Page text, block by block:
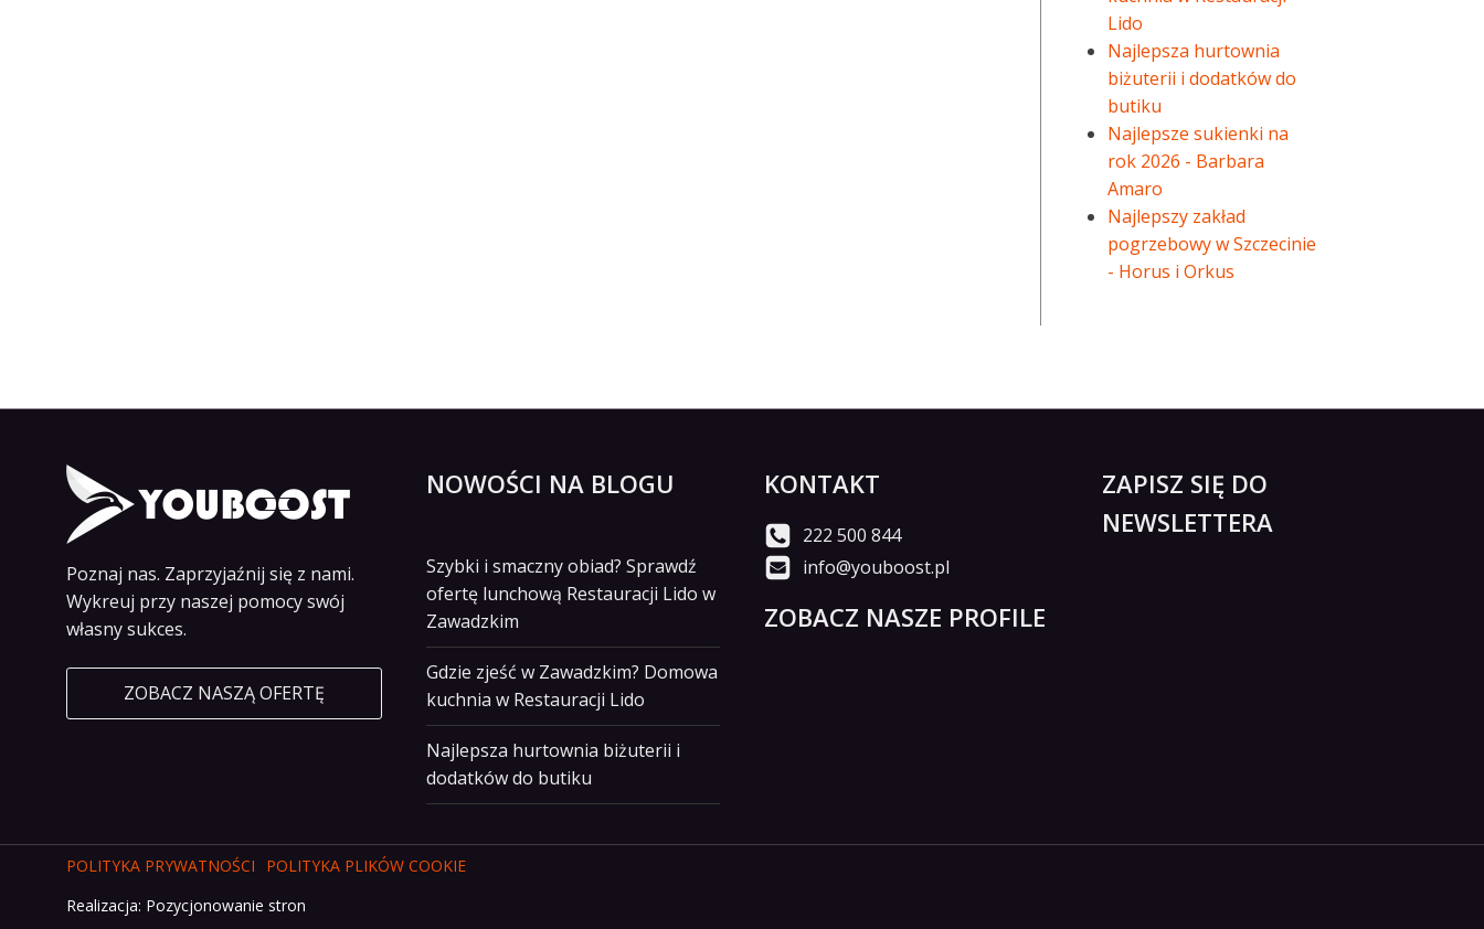
Lido
Najlepsza hurtownia
biżuterii i dodatków do
butiku
Najlepsze sukienki na
rok 2026 - Barbara
Amaro
Najlepszy zakład
pogrzebowy w Szczecinie
- Horus i Orkus
Poznaj nas. Zaprzyjaźnij się z nami.
Wykreuj przy naszej pomocy swój
własny sukces.
ZOBACZ NASZĄ OFERTĘ
NOWOŚCI NA BLOGU
Szybki i smaczny obiad? Sprawdź
ofertę lunchową Restauracji Lido w
Zawadzkim
Gdzie zjeść w Zawadzkim? Domowa
kuchnia w Restauracji Lido
Najlepsza hurtownia biżuterii i
dodatków do butiku
KONTAKT
222 500 844
info@youboost.pl
ZOBACZ NASZE PROFILE
ZAPISZ SIĘ DO
NEWSLETTERA
POLITYKA PRYWATNOŚCI
POLITYKA PLIKÓW COOKIE
Realizacja: Pozycjonowanie stron